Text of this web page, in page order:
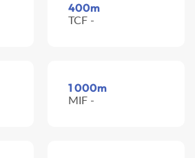
400m
TCF -
1 000m
MIF -